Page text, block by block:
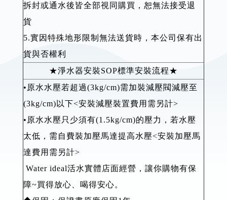
拆封或通水後皆全部視同購買，恕無法接受退
貨
5.實因特殊地形限制無法送貨時，本公司保有出
貨與否權利
★淨水器安裝SOP標準安裝流程★
•原水水壓若超過(3kg/cm)需加裝減壓閥減壓至
(3kg/cm)以下<安裝減壓裝置費用需另計>
•原水水壓只少須有(1.5kg/cm)的壓力，若水壓
太低，需自費裝加壓馬達提高水壓<安裝加壓馬
達費用需另計>
Water ideal活水實體店面經營，讓你購物有保
障~買得放心、喝得安心。